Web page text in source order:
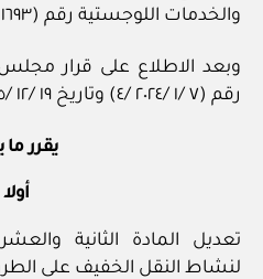
والخدمات اللوجستية رقم (١٦٩٣) وتاريخ ٣ /١٢ /١٤٤٢هـ.
وبعد الاطلاع على قرار مجلس
رقم (٧ /١ /٢٠٢٤ /٤) وتاريخ ١٩ /١٢ /١٤٤٥هـ.
يقرر ما
أولا
تعديل المادة الثانية
لنشاط النقل الخفيف على